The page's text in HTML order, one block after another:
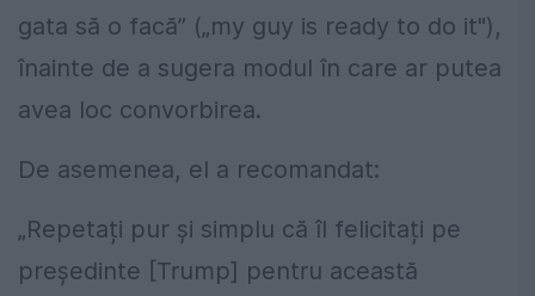
gata să o facă” („my guy is ready to do it"),
înainte de a sugera modul în care ar putea
avea loc convorbirea.
De asemenea, el a recomandat:
„Repetați pur și simplu că îl felicitați pe
președinte [Trump] pentru această